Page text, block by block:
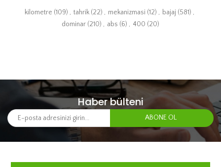
kilometre (109) , tahrik (22) , mekanizmasi (12) , bajaj (581) ,
dominar (210) , abs (6) , 400 (20)
Haber bülteni